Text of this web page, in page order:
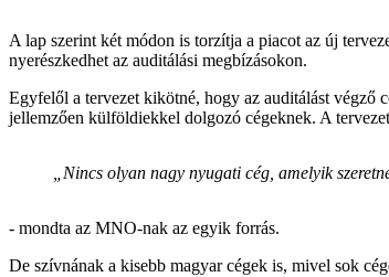
A lap szerint két módon is torzítja a piacot az új
nyerészkedhet az auditálási megbízásokon.
Egyfelől a tervezet kikötné, hogy az auditálást végző
jellemzően külföldiekkel dolgozó cégeknek. A
„Nincs olyan nagy nyugati cég, amelyik
- mondta az MNO-nak az egyik forrás.
De szívnának a kisebb magyar cégek is, mivel sok